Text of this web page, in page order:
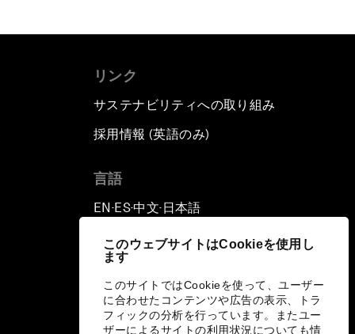
このウェブサイトはCookieを使用し
ます
このサイトではCookieを使って、ユーザー
に合わせたコンテンツや広告の表示、トラ
フィックの分析を行っています。またユー
ザーによるサイトの利用状況についても情
リンク
サステナビリティへの取り組み
採用情報 (英語のみ)
言語
EN ▪ES▪中文▪ 日本語